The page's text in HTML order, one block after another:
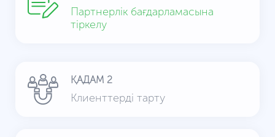
Партнерлік бағдарламасына
тіркелу
ҚАДАМ 2
Клиенттерді тарту